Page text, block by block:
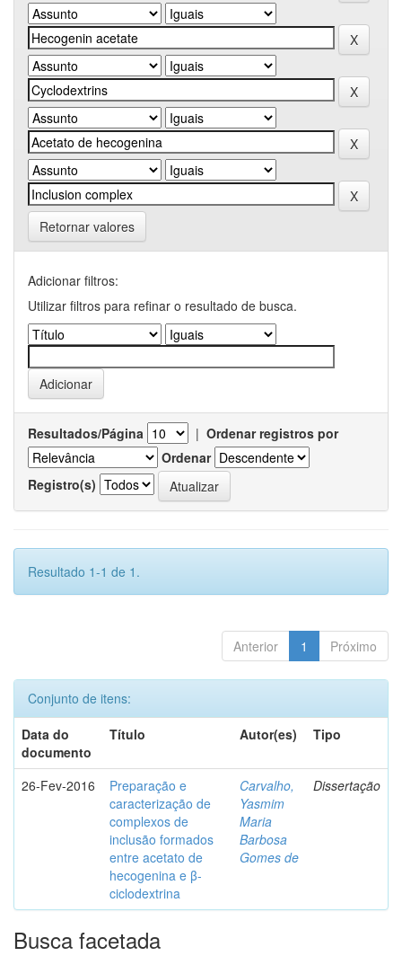
Retornar valores
Adicionar filtros:
Utilizar filtros para refinar o resultado de busca.
Resultados/Página | Ordenar registros por
Ordenar
Registro(s)
Resultado 1-1 de 1.
Anterior 1 Próximo
Conjunto de itens:
Data do
documento
Título Autor(es) Tipo
26-Fev-2016
Preparação e
caracterização de
complexos de
inclusão formados
entre acetato de
hecogenina e β-
ciclodextrina
Carvalho,
Yasmim
Maria
Barbosa
Gomes de
Dissertação
Busca facetada